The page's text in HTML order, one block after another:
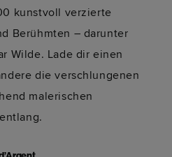
kunstvoll verzierte
Berühmten – darunter
Wilde. Lade dir einen
die verschlungenen
malerischen